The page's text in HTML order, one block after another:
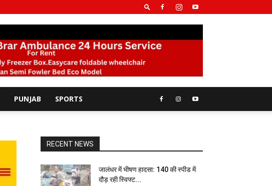
PUNJAB SPORTS
RECENT NEWS
जालंधर में भीषण हादसा: 140 की स्पीड में
दौड़ रही स्विफ्ट...